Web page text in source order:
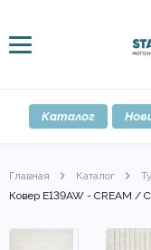
Каталог
Главная Каталог
Ковер E139AW - CREAM /